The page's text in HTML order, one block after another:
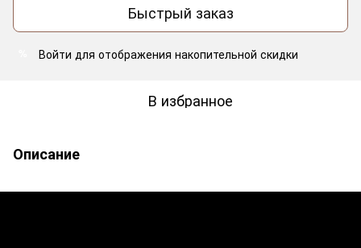
Быстрый заказ
Войти для отображения накопительной скидки
В избранное
Описание